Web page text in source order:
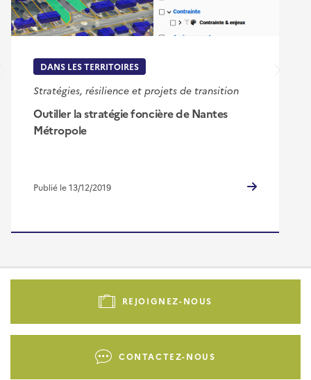
DANS LES TERRITOIRES
Stratégies, résilience et projets de transition
Outiller la stratégie foncière de Nantes
Métropole
Publié le 13/12/2019
Pied
-
REJOIGNEZ-NOUS
CONTACTEZ-NOUS